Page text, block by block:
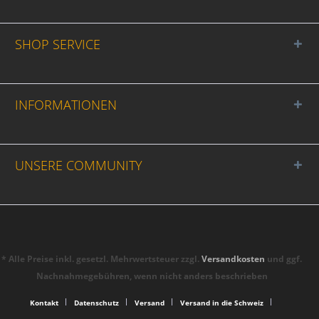
SHOP SERVICE
INFORMATIONEN
UNSERE COMMUNITY
* Alle Preise inkl. gesetzl. Mehrwertsteuer zzgl.Versandkosten und ggf.
Nachnahmegebühren, wenn nicht anders beschrieben
Kontakt Datenschutz Versand Versand in die Schweiz